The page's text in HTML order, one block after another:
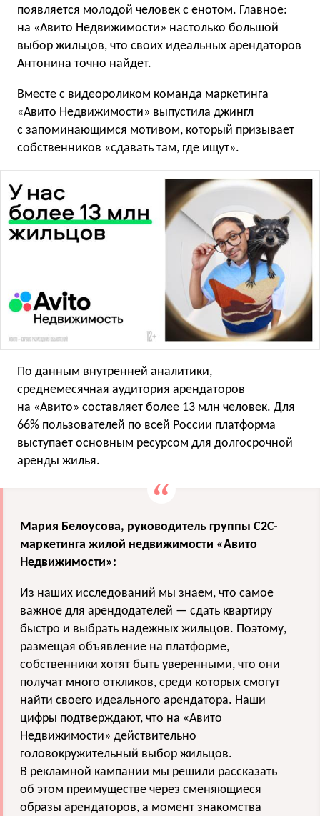
появляется молодой человек с енотом. Главное:
на «Авито Недвижимости» настолько большой
выбор жильцов, что своих идеальных арендаторов
Антонина точно найдет.
Вместе с видеороликом команда маркетинга
«Авито Недвижимости» выпустила джингл
с запоминающимся мотивом, который призывает
собственников «сдавать там, где ищут».
По данным внутренней аналитики,
среднемесячная аудитория арендаторов
на «Авито» составляет более 13 млн человек. Для
66% пользователей по всей России платформа
выступает основным ресурсом для долгосрочной
аренды жилья.
Мария Белоусова, руководитель группы C2C-
маркетинга жилой недвижимости «Авито
Недвижимости»:
Из наших исследований мы знаем, что самое
важное для арендодателей — сдать квартиру
быстро и выбрать надежных жильцов. Поэтому,
размещая объявление на платформе,
собственники хотят быть уверенными, что они
получат много откликов, среди которых смогут
найти своего идеального арендатора. Наши
цифры подтверждают, что на «Авито
Недвижимости» действительно
головокружительный выбор жильцов.
В рекламной кампании мы решили рассказать
об этом преимуществе через сменяющиеся
образы арендаторов, а момент знакомства